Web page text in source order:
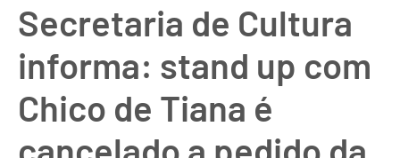
Secretaria de Cultura
informa: stand up com
Chico de Tiana é